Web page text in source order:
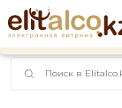
наименований!
instagram.com/rojo.kz